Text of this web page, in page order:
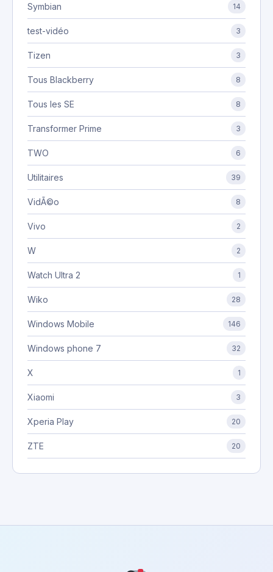
Symbian 14
test-vidéo 3
Tizen 3
Tous Blackberry 8
Tous les SE 8
Transformer Prime 3
TWO 6
Utilitaires 39
VidÃ©o 8
Vivo 2
W 2
Watch Ultra 2 1
Wiko 28
Windows Mobile 146
Windows phone 7 32
X 1
Xiaomi 3
Xperia Play 20
ZTE 20